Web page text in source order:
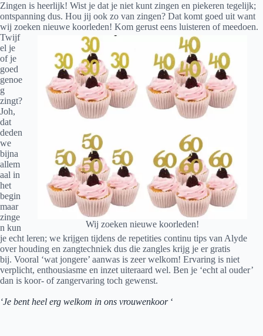
Zingen is heerlijk! Wist je dat je niet kunt zingen en piekeren tegelijk;
ontspanning dus. Hou jij ook zo van zingen? Dat komt goed uit want
wij zoeken nieuwe koorleden! Kom gerust eens luisteren of meedoen.
Wij zoeken nieuwe koorleden!
Twijf
el je
of je
goed
genoe
g
zingt?
Joh,
dat
deden
we
bijna
allem
aal in
het
begin
maar
zinge
n kun
je echt leren; we krijgen tijdens de repetities continu tips van Alyde
over houding en zangtechniek dus die zangles krijg je er gratis
bij. Vooral ‘wat jongere’ aanwas is zeer welkom! Ervaring is niet
verplicht, enthousiasme en inzet uiteraard wel. Ben je ‘echt al ouder’
dan is koor- of zangervaring toch gewenst.
‘Je bent heel erg welkom in ons vrouwenkoor ‘